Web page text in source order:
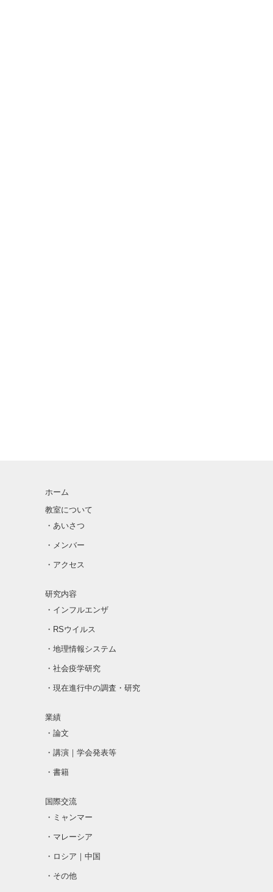
ホーム
教室について
・あいさつ
・メンバー
・アクセス
研究内容
・インフルエンザ
・RSウイルス
・地理情報システム
・社会疫学研究
・現在進行中の調査・研究
業績
・論文
・講演｜学会発表等
・書籍
国際交流
・ミャンマー
・マレーシア
・ロシア｜中国
・その他